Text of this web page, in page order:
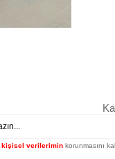
kişisel verilerimin korunmasını